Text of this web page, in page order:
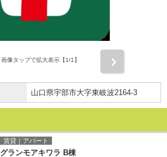
画像タップで拡大表示【1/1】
山口県宇部市大字東岐波2164-3
賃貸｜アパート
グランモアキワラ B棟